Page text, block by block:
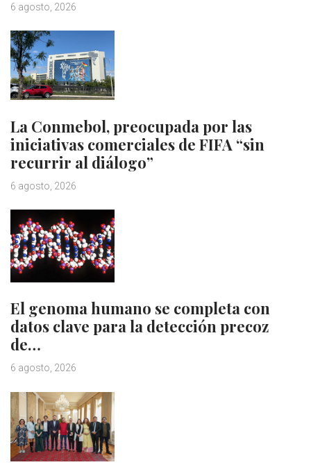
6 agosto, 2026
La Conmebol, preocupada por las
iniciativas comerciales de FIFA “sin
recurrir al diálogo”
6 agosto, 2026
El genoma humano se completa con
datos clave para la detección precoz
de…
6 agosto, 2026